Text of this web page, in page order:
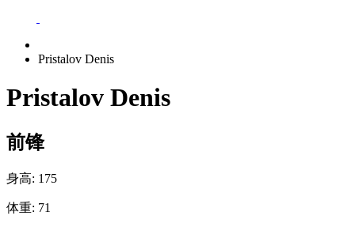
Pristalov Denis
Pristalov Denis
前锋
身高: 175
体重: 71